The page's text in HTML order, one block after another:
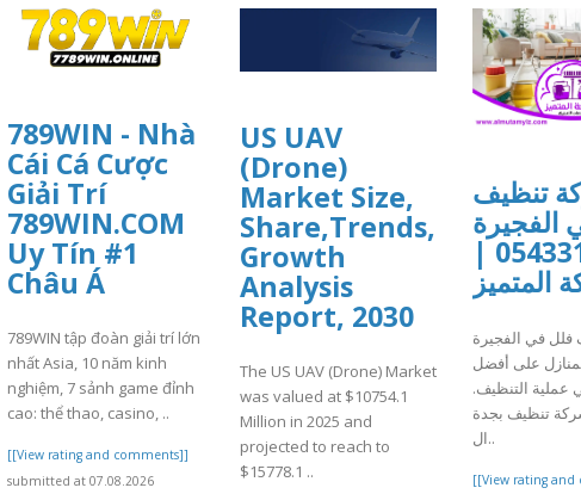
789WIN - Nhà
Cái Cá Cược
Giải Trí
789WIN.COM
Uy Tín #1
Châu Á
789WIN tập đoàn giải trí lớn
nhất Asia, 10 năm kinh
nghiệm, 7 sảnh game đỉnh
cao: thể thao, casino, ..
[[View rating and comments]]
submitted at 07.08.2026
US UAV
(Drone)
Market Size,
Share,Trends,
Growth
Analysis
Report, 2030
The US UAV (Drone) Market
was valued at $10754.1
Million in 2025 and
projected to reach to
$15778.1 ..
تنظيف
الفجيرة
0543319670 |
المتميز
في الفجيرة
على أفضل
عملية التنظيف.
تنظيف بجدة
ال..
[[View rating